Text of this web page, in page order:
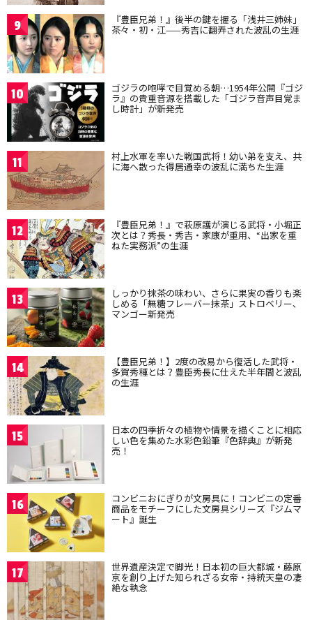
9 『豊臣兄弟！』後半の鍵を握る「浅井三姉妹」
茶々・初・江——秀吉に翻弄された波乱の生涯
10 ゴジラの咆哮で目覚める朝…1954年公開『ゴジ
ラ』の貴重音源を搭載した「ゴジラ音声目覚ま
し時計」が新発売
11 村上水軍を率いた戦国武将！幼い弟を支え、共
に海へ散った得居通幸の波乱に満ちた生涯
12 『豊臣兄弟！』で萩原護が演じる武将・小堀正
次とは？秀長・秀吉・家康が重用、“出家を重
ねた実務派”の生涯
13 しっかり抹茶の味わい、さらに果実の香りも楽
しめる「無糖フレーバー抹茶」ストロベリー、
マンゴー新発売
14 【豊臣兄弟！】2度の改易から復活した武将・
多賀秀種とは？豊臣秀長に仕えた半年間と波乱
の生涯
15 日本の四季折々の植物や情景を描くことに相応
しい色を集めた水彩色鉛筆『色辞典』が新発
売！
16 コンビニおにぎりが文房具に！コンビニの定番
商品をモチーフにした文房具シリーズ『ジムマ
ート』誕生
17 世界遺産決定で脚光！日本初の巨大都城・藤原
京を創り上げた知られざる女帝・持統天皇の凄
絶な執念